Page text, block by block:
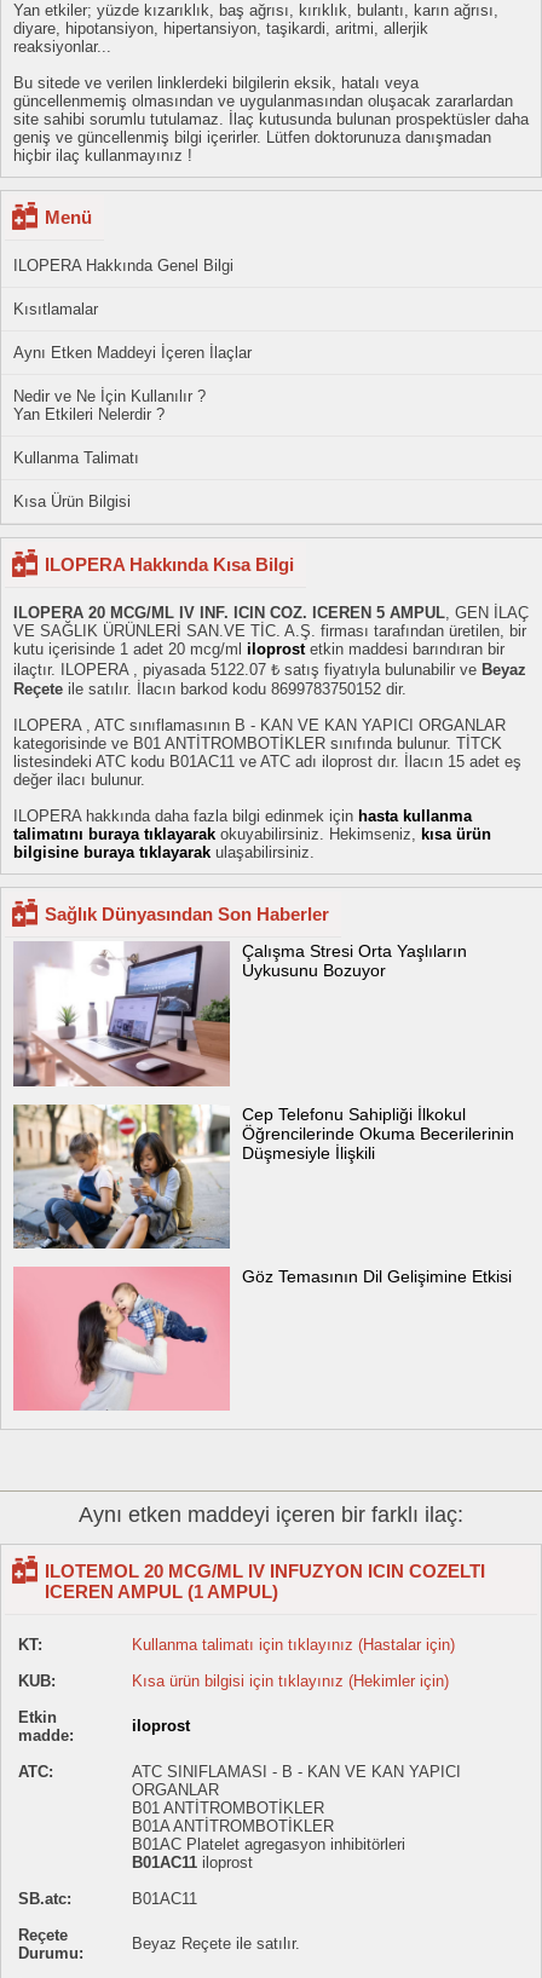
Yan etkiler; yüzde kızarıklık, baş ağrısı, kırıklık, bulantı, karın ağrısı,
diyare, hipotansiyon, hipertansiyon, taşikardi, aritmi, allerjik
reaksiyonlar...
Bu sitede ve verilen linklerdeki bilgilerin eksik, hatalı veya
güncellenmemiş olmasından ve uygulanmasından oluşacak zararlardan
site sahibi sorumlu tutulamaz. İlaç kutusunda bulunan prospektüsler daha
geniş ve güncellenmiş bilgi içerirler. Lütfen doktorunuza danışmadan
hiçbir ilaç kullanmayınız !
Menü
ILOPERA Hakkında Genel Bilgi
Kısıtlamalar
Aynı Etken Maddeyi İçeren İlaçlar
Nedir ve Ne İçin Kullanılır ?
Yan Etkileri Nelerdir ?
Kullanma Talimatı
Kısa Ürün Bilgisi
ILOPERA Hakkında Kısa Bilgi
ILOPERA 20 MCG/ML IV INF. ICIN COZ. ICEREN 5 AMPUL, GEN İLAÇ
VE SAĞLIK ÜRÜNLERİ SAN.VE TİC. A.Ş. firması tarafından üretilen, bir
kutu içerisinde 1 adet 20 mcg/ml iloprostetkin maddesi barındıran bir
ilaçtır. ILOPERA , piyasada 5122.07 ₺ satış fiyatıyla bulunabilir ve Beyaz
Reçete ile satılır. İlacın barkod kodu 8699783750152 dir.
ILOPERA , ATC sınıflamasının B - KAN VE KAN YAPICI ORGANLAR
kategorisinde ve B01 ANTİTROMBOTİKLER sınıfında bulunur. TİTCK
listesindeki ATC kodu B01AC11 ve ATC adı iloprost dır. İlacın 15 adet eş
değer ilacı bulunur.
ILOPERA hakkında daha fazla bilgi edinmek için hasta kullanma
talimatını buraya tıklayarak okuyabilirsiniz. Hekimseniz, kısa ürün
bilgisine buraya tıklayarak ulaşabilirsiniz.
Sağlık Dünyasından Son Haberler
Çalışma Stresi Orta Yaşlıların
Uykusunu Bozuyor
Cep Telefonu Sahipliği İlkokul
Öğrencilerinde Okuma Becerilerinin
Düşmesiyle İlişkili
Göz Temasının Dil Gelişimine Etkisi
Aynı etken maddeyi içeren bir farklı ilaç:
ILOTEMOL 20 MCG/ML IV INFUZYON ICIN COZELTI
ICEREN AMPUL (1 AMPUL)
KT:
Kullanma talimatı için tıklayınız (Hastalar için)
KUB:
Kısa ürün bilgisi için tıklayınız (Hekimler için)
Etkin
madde:
iloprost
ATC:
ATC SINIFLAMASI - B - KAN VE KAN YAPICI
ORGANLAR
B01 ANTİTROMBOTİKLER
B01A ANTİTROMBOTİKLER
B01AC Platelet agregasyon inhibitörleri
B01AC11 iloprost
SB.atc:
B01AC11
Reçete
Durumu:
Beyaz Reçete ile satılır.